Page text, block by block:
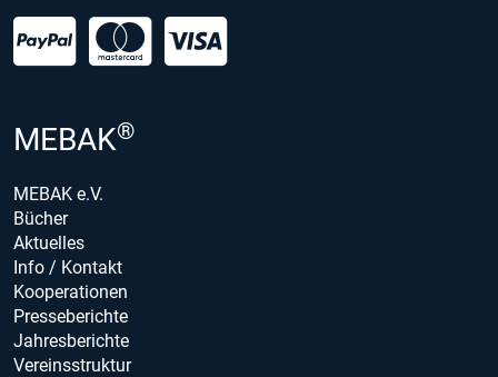
MEBAK®
MEBAK e.V.
Bücher
Aktuelles
Info / Kontakt
Kooperationen
Presseberichte
Jahresberichte
Vereinsstruktur